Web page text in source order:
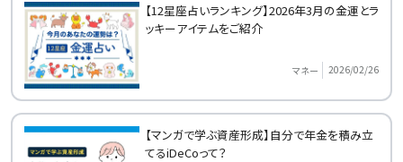
【12星座占いランキング】2026年3月の金運とラ
ッキーアイテムをご紹介
マネー 2026/02/26
【マンガで学ぶ資産形成】自分で年金を積み立
てるiDeCoって？